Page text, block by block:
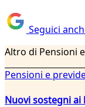
Seguici
Altro di Pensioni
Pensioni e
Nuovi sostegni